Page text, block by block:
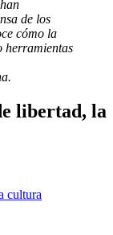
de los
cómo la
herramientas
libertad, la
cultura